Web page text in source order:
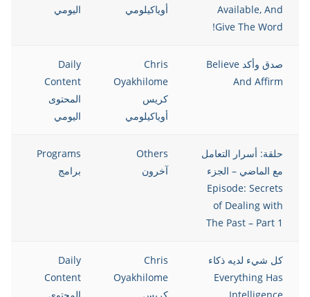
Available, And
Give The Word!
أوياكيلومي
اليومي
صدق وأكد Believe
And Affirm
Chris
Oyakhilome
كريس
أوياكيلومي
Daily
Content
المحتوى
اليومي
حلقة: أسرار التعامل
مع الماضي – الجزء
Episode: Secrets
of Dealing with
The Past – Part 1
Others
آخرون
Programs
برامج
كل شيء لديه ذكاء
Everything Has
Chris
Oyakhilome
Daily
Content